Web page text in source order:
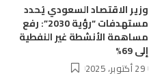
وزير الاقتصاد السعودي يُحدد
مستهدفات “رؤية 2030”: رفع
مساهمة الأنشطة غير النفطية
إلى 69%
29 أكتوبر، 2025